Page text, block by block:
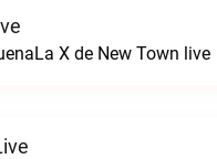
X de New Town live